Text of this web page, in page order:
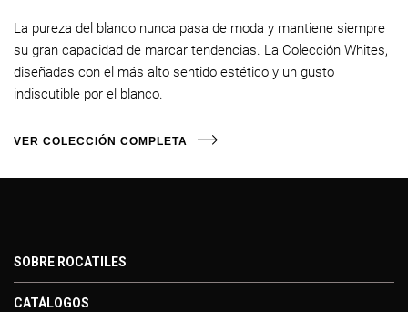
La pureza del blanco nunca pasa de moda y mantiene siempre
su gran capacidad de marcar tendencias. La Colección Whites,
diseñadas con el más alto sentido estético y un gusto
indiscutible por el blanco.
VER COLECCIÓN COMPLETA
SOBRE ROCATILES
CATÁLOGOS